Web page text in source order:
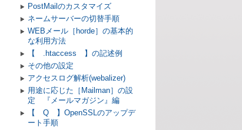
PostMailのカスタマイズ
ネームサーバーの切替手順
WEBメール［horde］の基本的
な利用方法
【 .htaccess 】の記述例
その他の設定
アクセスログ解析(webalizer)
用途に応じた［Mailman］の設
定 『メールマガジン』編
【 Q 】OpenSSLのアップデ
ート手順